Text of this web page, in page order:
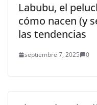
Labubu, el
cómo nacen (y
las tendencias
septiembre 7, 2025 0